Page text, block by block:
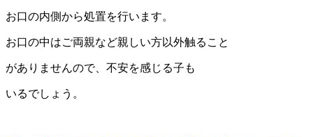
お口の内側から処置を行います。
お口の中はご両親など親しい方以外触ること
がありませんので、不安を感じる子も
いるでしょう。